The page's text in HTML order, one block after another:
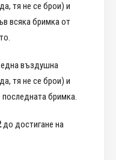
тя не се брои) и
всяка бримка от
една въздушна
тя не се брои) и
бримка.
до достигане на